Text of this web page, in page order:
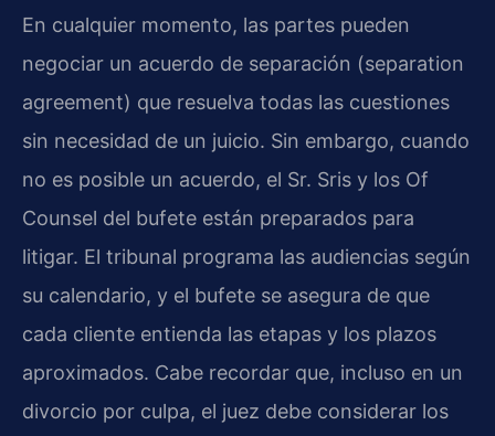
En cualquier momento, las partes pueden
negociar un acuerdo de separación (separation
agreement) que resuelva todas las cuestiones
sin necesidad de un juicio. Sin embargo, cuando
no es posible un acuerdo, el Sr. Sris y los Of
Counsel del bufete están preparados para
litigar. El tribunal programa las audiencias según
su calendario, y el bufete se asegura de que
cada cliente entienda las etapas y los plazos
aproximados. Cabe recordar que, incluso en un
divorcio por culpa, el juez debe considerar los